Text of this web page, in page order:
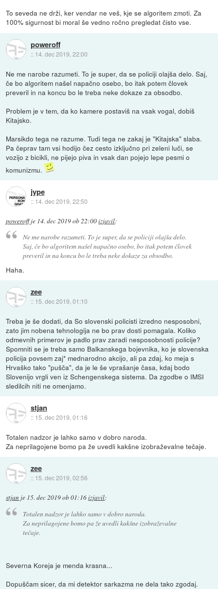
To seveda ne drži, ker vendar ne veš, kje se algoritem zmoti. Za
100% sigurnost bi moral še vedno ročno pregledat čisto vse.
poweroff
:: 14. dec 2019, 22:00
Ne me narobe razumeti. To je super, da se policiji olajša delo. Saj,
če bo algoritem našel napačno osebo, bo itak potem človek
preveril in na koncu bo le treba neke dokaze za obsodbo.
Problem je v tem, da ko kamere postaviš na vsak vogal, dobiš
Kitajsko.
Marsikdo tega ne razume. Tudi tega ne zakaj je "Kitajska" slaba.
Pa čeprav tam vsi hodijo čez cesto izključno pri zeleni luči, se
vozijo z bicikli, ne pijejo piva in vsak dan pojejo lepe pesmi o
komunizmu.
jype
:: 14. dec 2019, 22:50
poweroffje 14. dec 2019 ob 22:00izjavil:
Ne me narobe razumeti. To je super, da se policiji olajša delo.
Saj, če bo algoritem našel napačno osebo, bo itak potem človek
preveril in na koncu bo le treba neke dokaze za obsodbo.
Haha.
zee
:: 15. dec 2019, 01:10
Treba je še dodati, da So slovenski policisti izredno nesposobni,
zato jim nobena tehnologija ne bo prav dosti pomagala. Koliko
odmevnih primerov je padlo prav zaradi nesposobnosti policije?
Spomniti se je treba samo Balkanskega bojevnika, ko je slovenska
policija povsem zaj* mednarodno akcijo, ali pa zdaj, ko meja s
Hrvaško tako "pušča", da je le še vprašanje časa, kdaj bodo
Slovenijo vrgli ven iz Schengenskega sistema. Da zgodbe o IMSI
sledilcih niti ne omenjamo.
stjan
:: 15. dec 2019, 01:16
Totalen nadzor je lahko samo v dobro naroda.
Za neprilagojene bomo pa že uvedli kakšne izobraževalne tečaje.
zee
:: 15. dec 2019, 02:56
stjan je 15. dec 2019 ob 01:16izjavil:
Totalen nadzor je lahko samo v dobro naroda.
Za neprilagojene bomo pa že uvedli kakšne izobraževalne
tečaje.
Severna Koreja je menda krasna...
Dopuščam sicer, da mi detektor sarkazma ne dela tako zgodaj.